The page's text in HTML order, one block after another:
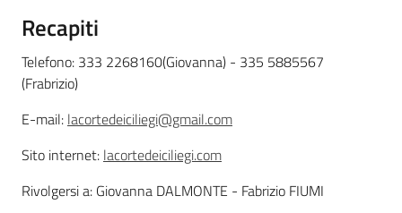
Recapiti
Telefono: 333 2268160(Giovanna) - 335 5885567
(Frabrizio)
E-mail: lacortedeiciliegi@gmail.com
Sito internet: lacortedeiciliegi.com
Rivolgersi a: Giovanna DALMONTE - Fabrizio FIUMI